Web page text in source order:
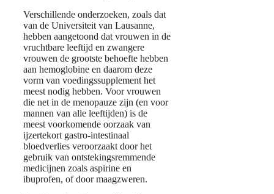
Verschillende onderzoeken, zoals dat
van de Universiteit van Lausanne,
hebben aangetoond dat vrouwen in de
vruchtbare leeftijd en zwangere
vrouwen de grootste behoefte hebben
aan hemoglobine en daarom deze
vorm van voedingssupplement het
meest nodig hebben. Voor vrouwen
die net in de menopauze zijn (en voor
mannen van alle leeftijden) is de
meest voorkomende oorzaak van
ijzertekort gastro-intestinaal
bloedverlies veroorzaakt door het
gebruik van ontstekingsremmende
medicijnen zoals aspirine en
ibuprofen, of door maagzweren.